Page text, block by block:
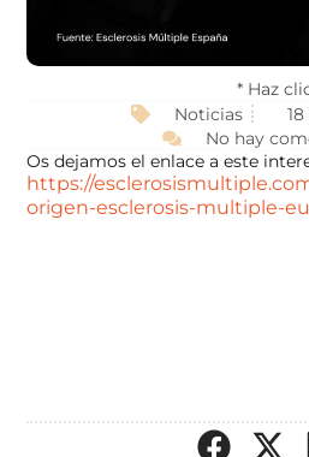
* Haz
Noticias
No hay
Os dejamos el enlace a este
https://
origen-esclerosis-multiple-